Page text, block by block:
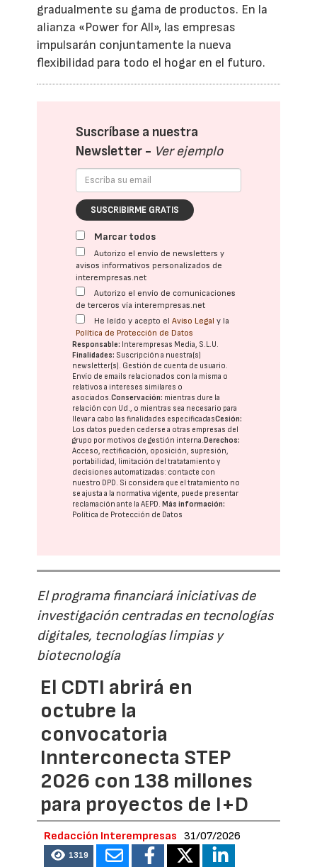
gradualmente su gama de productos. En la
alianza «Power for All», las empresas
impulsarán conjuntamente la nueva
flexibilidad para todo el hogar en el futuro.
Suscríbase a nuestra
Newsletter - Ver ejemplo
SUSCRIBIRME GRATIS
Marcar todos
Autorizo el envío de newsletters y
avisos informativos personalizados de
interempresas.net
Autorizo el envío de comunicaciones
de terceros vía interempresas.net
He leído y acepto elAviso Legal y la
Política de Protección de Datos
Responsable: Interempresas Media, S.L.U.
Finalidades: Suscripción a nuestra(s)
newsletter(s). Gestión de cuenta de usuario.
Envío de emails relacionados con la misma o
relativos a intereses similares o
asociados.Conservación: mientras dure la
relación con Ud., o mientras sea necesario para
llevar a cabo las finalidades especificadasCesión:
Los datos pueden cederse a otras empresas del
grupo por motivos de gestión interna.Derechos:
Acceso, rectificación, oposición, supresión,
portabilidad, limitación del tratatamiento y
decisiones automatizadas: contacte con
nuestro DPD. Si considera que el tratamiento no
se ajusta a la normativa vigente, puede presentar
reclamación ante laAEPD.Más información:
Política de Protección de Datos
El programa financiará iniciativas de
investigación centradas en tecnologías
digitales, tecnologías limpias y
biotecnología
El CDTI abrirá en
octubre la
convocatoria
Innterconecta STEP
2026 con 138 millones
para proyectos de I+D
Redacción Interempresas 31/07/2026
1319